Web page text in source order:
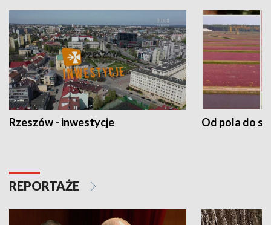
Rzeszów - inwestycje Od pola do
REPORTAŻE